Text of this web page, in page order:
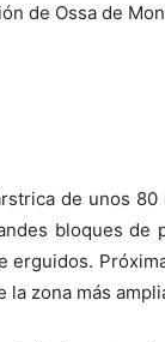
de Ossa de
de unos
bloques de
erguidos.
la zona más